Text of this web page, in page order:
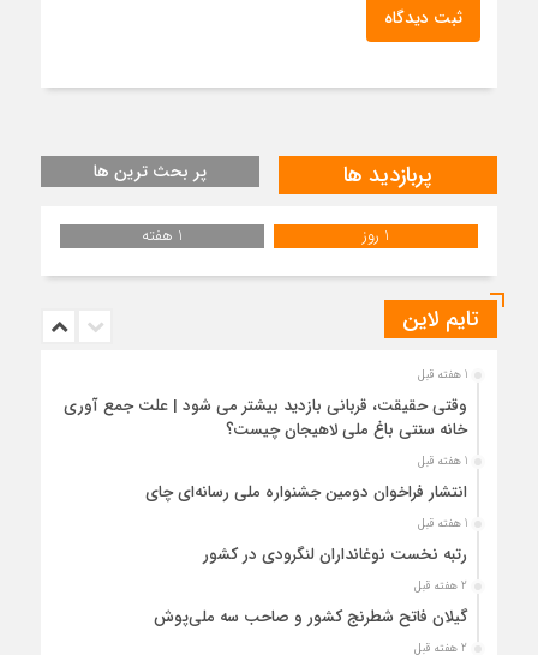
ثبت دیدگاه
پربازدید ها پر بحث ترین ها
1 روز 1 هفته
تایم لاین
1 هفته قبل
وقتی حقیقت، قربانی بازدید بیشتر می شود | علت جمع آوری
خانه سنتی باغ ملی لاهیجان چیست؟
1 هفته قبل
انتشار فراخوان دومین جشنواره ملی رسانه‌ای چای
1 هفته قبل
رتبه نخست نوغانداران لنگرودی در کشور
2 هفته قبل
گیلان فاتح شطرنج کشور و صاحب سه ملی‌پوش
2 هفته قبل